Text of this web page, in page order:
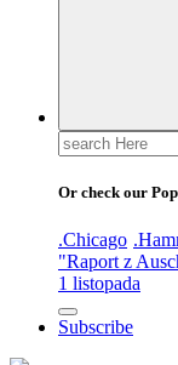
Search
for:
Or check our
.Chicago
"Raport z
1 listopada
Subscribe